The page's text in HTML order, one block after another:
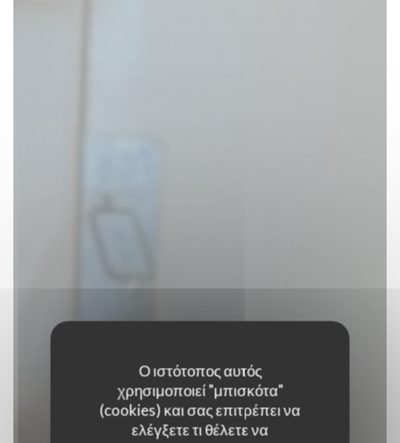
Ο ιστότοπος αυτός
χρησιμοποιεί "μπισκότα"
(cookies) και σας επιτρέπει να
ελέγξετε τι θέλετε να
Le Jardin des